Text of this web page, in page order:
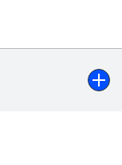
国内ツアー優
の「三井住友
将司、中嶋常